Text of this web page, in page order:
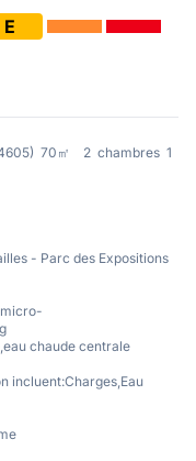
E
70㎡ 2 chambres 1
- Parc des Expositions
chaude centrale
incluent:Charges,Eau